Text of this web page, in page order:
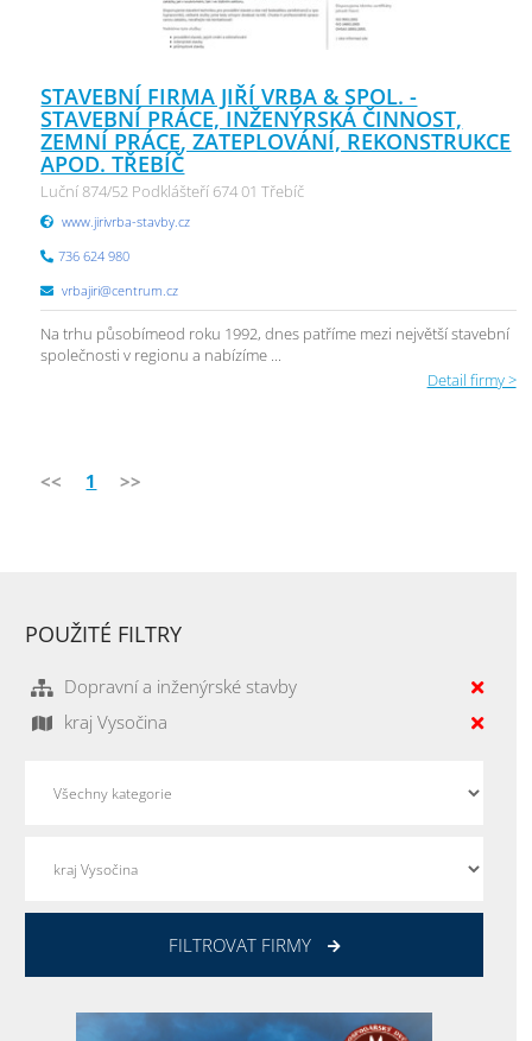
STAVEBNÍ FIRMA JIŘÍ VRBA & SPOL. -
STAVEBNÍ PRÁCE, INŽENÝRSKÁ ČINNOST,
ZEMNÍ PRÁCE, ZATEPLOVÁNÍ, REKONSTRUKCE
APOD. TŘEBÍČ
Luční 874/52 Podklášteří 674 01 Třebíč
www.jirivrba-stavby.cz
736 624 980
vrbajiri@centrum.cz
Na trhu působímeod roku 1992, dnes patříme mezi největší stavební
společnosti v regionu a nabízíme ...
Detail firmy >
<< 1 >>
POUŽITÉ FILTRY
Dopravní a inženýrské stavby
kraj Vysočina
FILTROVAT FIRMY